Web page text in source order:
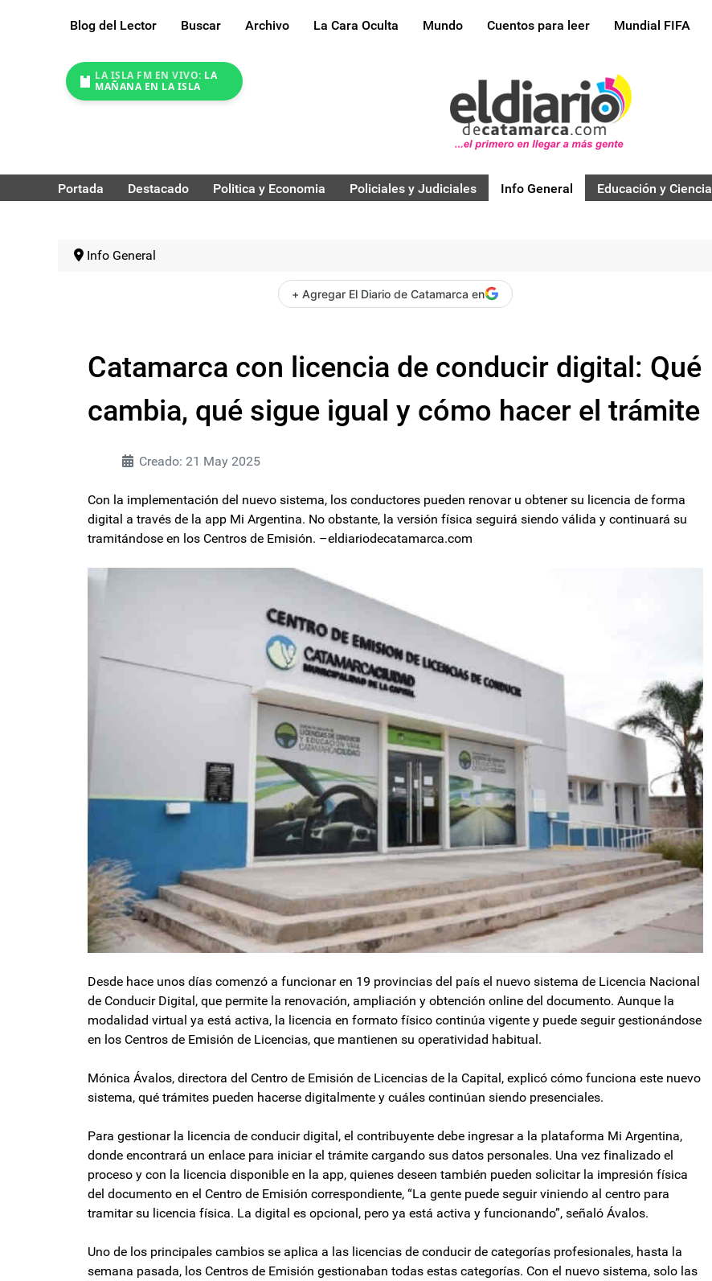
Blog del Lector Buscar Archivo La Cara Oculta Mundo Cuentos para leer Mundial FIFA
LA ISLA FM EN VIVO: LA
MAÑANA EN LA ISLA
Portada Destacado Politica y Economia Policiales y Judiciales Info General Educación y Ciencia
Info General
+ Agregar El Diario de Catamarca en
Catamarca con licencia de conducir digital: Qué
cambia, qué sigue igual y cómo hacer el trámite
Creado: 21 May 2025
Con la implementación del nuevo sistema, los conductores pueden renovar u obtener su licencia de forma
digital a través de la app Mi Argentina. No obstante, la versión física seguirá siendo válida y continuará su
tramitándose en los Centros de Emisión. –eldiariodecatamarca.com
Desde hace unos días comenzó a funcionar en 19 provincias del país el nuevo sistema de Licencia Nacional
de Conducir Digital, que permite la renovación, ampliación y obtención online del documento. Aunque la
modalidad virtual ya está activa, la licencia en formato físico continúa vigente y puede seguir gestionándose
en los Centros de Emisión de Licencias, que mantienen su operatividad habitual.
Mónica Ávalos, directora del Centro de Emisión de Licencias de la Capital, explicó cómo funciona este nuevo
sistema, qué trámites pueden hacerse digitalmente y cuáles continúan siendo presenciales.
Para gestionar la licencia de conducir digital, el contribuyente debe ingresar a la plataforma Mi Argentina,
donde encontrará un enlace para iniciar el trámite cargando sus datos personales. Una vez finalizado el
proceso y con la licencia disponible en la app, quienes deseen también pueden solicitar la impresión física
del documento en el Centro de Emisión correspondiente, “La gente puede seguir viniendo al centro para
tramitar su licencia física. La digital es opcional, pero ya está activa y funcionando”, señaló Ávalos.
Uno de los principales cambios se aplica a las licencias de conducir de categorías profesionales, hasta la
semana pasada, los Centros de Emisión gestionaban todas estas categorías. Con el nuevo sistema, solo las